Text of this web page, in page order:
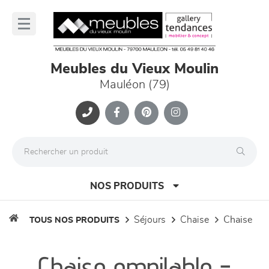
Meubles du Vieux Moulin
Mauléon (79)
NOS PRODUITS
TOUS NOS PRODUITS séjours chaise chaise